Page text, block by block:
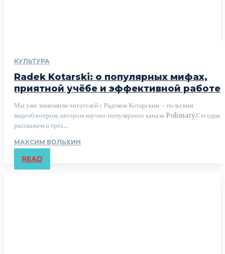
КУЛЬТУРА
Radek Kotarski: о популярных мифах,
приятной учёбе и эффективной работе
Мы уже знакомили читателей с Радеком Котарским – польским
видеоблогером, автором научно-популярного канала Polimaty.Сегодня
расскажем о трёх...
МАКСИМ ВОЛЬХИН
READ